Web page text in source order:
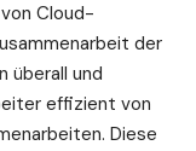
Cloud-
der
überall und
effizient von
Diese